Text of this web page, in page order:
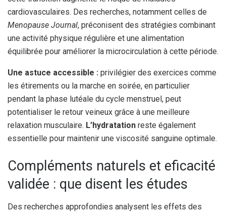
cardiovasculaires. Des recherches, notamment celles de
Menopause Journal, préconisent des stratégies combinant
une activité physique régulière et une alimentation
équilibrée pour améliorer la microcirculation à cette période.
Une astuce accessible : privilégier des exercices comme
les étirements ou la marche en soirée, en particulier
pendant la phase lutéale du cycle menstruel, peut
potentialiser le retour veineux grâce à une meilleure
relaxation musculaire. L’hydratation reste également
essentielle pour maintenir une viscosité sanguine optimale.
Compléments naturels et eficacité
validée : que disent les études
Des recherches approfondies analysent les effets des